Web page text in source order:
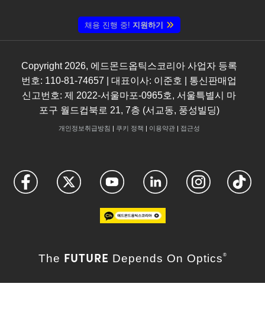
채용 진행 중! 지원하기
Copyright 2026, 에드몬드옵틱스코리아 사업자 등록
번호: 110-81-74657 | 대표이사: 이준호 | 통신판매업
신고번호: 제 2022-서울마포-0965호, 서울특별시 마
포구 월드컵북로 21, 7층 (서교동, 풍성빌딩)
개인정보취급방침 | 쿠키 정책 | 이용약관| 접근성
The FUTURE Depends On Optics ®